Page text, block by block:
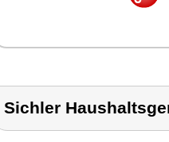
Sichler